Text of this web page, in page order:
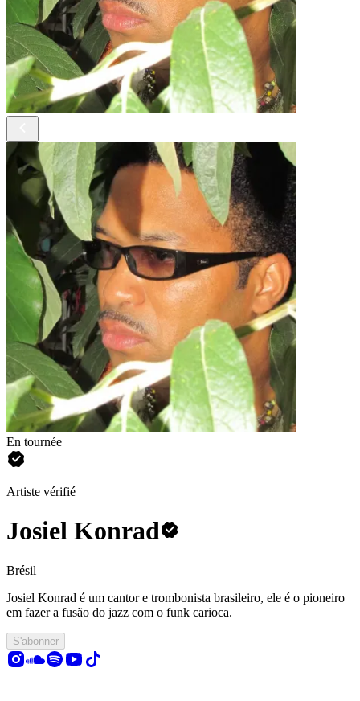
En tournée
Artiste vérifié
Josiel Konrad
Brésil
Josiel Konrad é um cantor e trombonista brasileiro, ele é o pioneiro
em fazer a fusão do jazz com o funk carioca.
S'abonner